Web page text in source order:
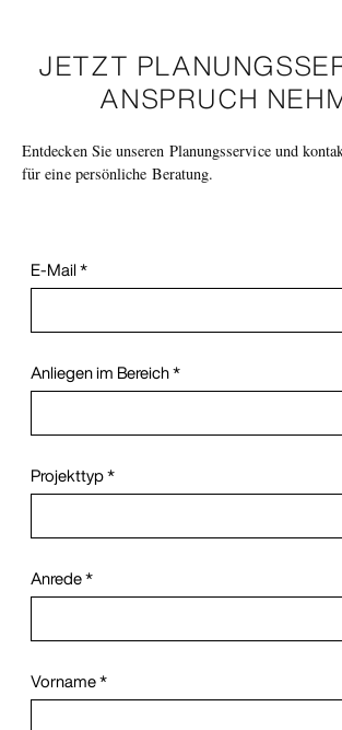
JETZT
ANSPRUCH
Entdecken Sie unseren Planungsservice und
für eine persönliche Beratung.